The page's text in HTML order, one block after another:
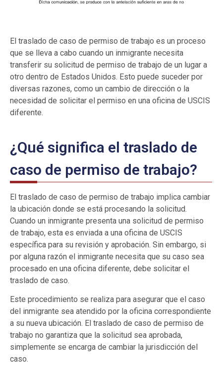
El traslado de caso de permiso de trabajo es un proceso
que se lleva a cabo cuando un inmigrante necesita
transferir su solicitud de permiso de trabajo de un lugar a
otro dentro de Estados Unidos. Esto puede suceder por
diversas razones, como un cambio de dirección o la
necesidad de solicitar el permiso en una oficina de USCIS
diferente.
¿Qué significa el traslado de
caso de permiso de trabajo?
El traslado de caso de permiso de trabajo implica cambiar
la ubicación donde se está procesando la solicitud.
Cuando un inmigrante presenta una solicitud de permiso
de trabajo, esta es enviada a una oficina de USCIS
específica para su revisión y aprobación. Sin embargo, si
por alguna razón el inmigrante necesita que su caso sea
procesado en una oficina diferente, debe solicitar el
traslado de caso.
Este procedimiento se realiza para asegurar que el caso
del inmigrante sea atendido por la oficina correspondiente
a su nueva ubicación. El traslado de caso de permiso de
trabajo no garantiza que la solicitud sea aprobada,
simplemente se encarga de cambiar la jurisdicción del
caso.